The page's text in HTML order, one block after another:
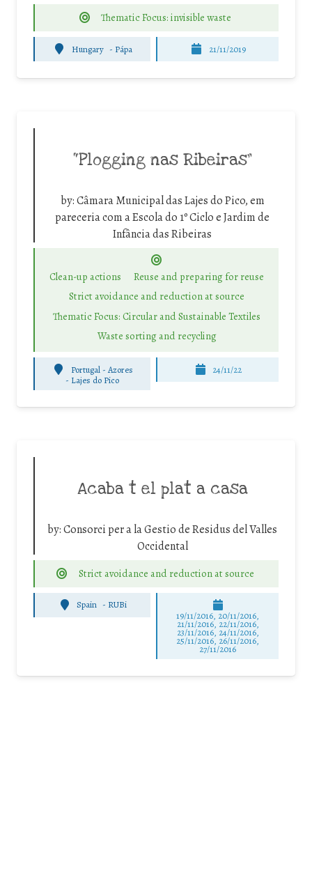
Thematic Focus: invisible waste
Hungary - Pápa 21/11/2019
“Plogging nas Ribeiras”
by:Câmara Municipal das Lajes do Pico, em
pareceria com a Escola do 1º Ciclo e Jardim de
Infância das Ribeiras
Clean-up actions
Reuse and preparing for reuse
Strict avoidance and reduction at source
Thematic Focus: Circular and Sustainable Textiles
Waste sorting and recycling
Portugal - Azores
- Lajes do Pico
24/11/22
Acaba t el plat a casa
by:Consorci per a la Gestio de Residus del Valles
Occidental
Strict avoidance and reduction at source
Spain - RUBi
19/11/2016, 20/11/2016,
21/11/2016, 22/11/2016,
23/11/2016, 24/11/2016,
25/11/2016, 26/11/2016,
27/11/2016